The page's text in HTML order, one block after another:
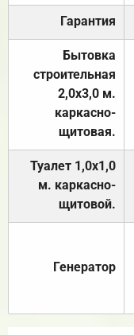
Гарантия
Бытовка
строительная
2,0х3,0 м.
каркасно-
щитовая.
Туалет 1,0х1,0
м. каркасно-
щитовой.
Генератор